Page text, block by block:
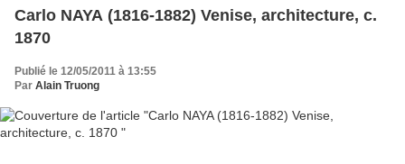
Carlo NAYA (1816-1882) Venise, architecture, c.
1870
Publié le 12/05/2011 à 13:55
Par Alain Truong